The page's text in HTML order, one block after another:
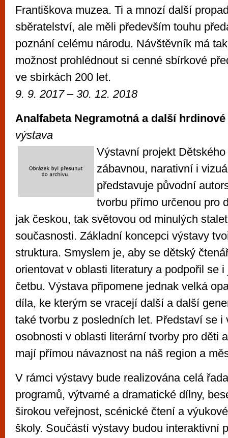
Františkova muzea. Ti a mnozí další
sběratelství, ale měli především touhu
poznání celému národu. Návštěvník má
možnost prohlédnout si cenné sbírkové
ve sbírkách 200 let.
9. 9. 2017 – 30. 12. 2018
Analfabeta Negramotná a další
výstava
Výstavní projekt
zábavnou, narativní i
představuje původní
tvorbu přímo určenou pro
jak českou, tak světovou od minulých
současnosti. Základní koncepci výstavy
struktura. Smyslem je, aby se dětský
orientovat v oblasti literatury a podpořil se
četbu. Výstava připomene jednak velká
díla, ke kterým se vracejí další a další
také tvorbu z posledních let. Představí se i
osobnosti v oblasti literární tvorby pro děti
mají přímou návaznost na náš region a
V rámci výstavy bude realizována celá
programů, výtvarné a dramatické dílny,
širokou veřejnost, scénické čtení a
školy. Součástí výstavy budou interaktivní